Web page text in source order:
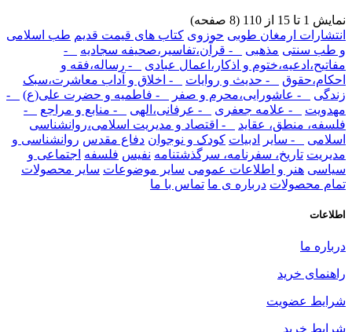
نمایش 1 تا 15 از 110 (8 صفحه)
انتشارات ارمغان طوبی حوزوی کتاب های قیمت قدیم طب اسلامی
و طب سنتی مذهبی - قرآن،تفاسیر،صحیفه سجادیه
-
مفاتیح،ادعیه،ختوم و اذکار،اعمال عبادی
- رساله،فقه و
احکام،حقوق
- حدیث و روایات
- اخلاق و آداب معاشرت،سبک
زندگی
- عاشورایی،محرم و صفر - فاطمیه و حضرت علی(ع)
-
مهدویت
- علامه جعفری - عرفانی،الهی - منابع و مراجع
-
فلسفه، منطق، عقاید
- اقتصاد و مدیریت اسلامی،روانشناسی
اسلامی
- سایر ادبیات کودک و نوجوان دفاع مقدس روانشناسی و
مدیریت تاریخ، سفرنامه، سرگذشتنامه نفیس فلسفه اجتماعی و
سیاسی هنر و اطلاعات عمومی سایر موضوعات سایر محصولات
تمام محصولات درباره ی ما تماس با ما
اطلاعات
درباره ما
راهنمای خرید
شرایط عضویت
شرایط خرید